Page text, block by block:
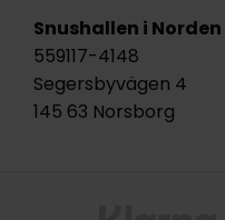
Snushallen i Norden
559117-4148
Segersbyvägen 4
145 63 Norsborg